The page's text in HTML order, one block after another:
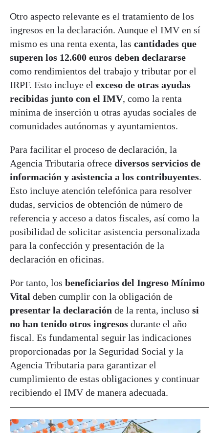
Otro aspecto relevante es el tratamiento de los
ingresos en la declaración. Aunque el IMV en sí
mismo es una renta exenta, las cantidades que
superen los 12.600 euros deben declararse
como rendimientos del trabajo y tributar por el
IRPF. Esto incluye el exceso de otras ayudas
recibidas junto con el IMV, como la renta
mínima de inserción u otras ayudas sociales de
comunidades autónomas y ayuntamientos.
Para facilitar el proceso de declaración, la
Agencia Tributaria ofrece diversos servicios de
información y asistencia a los contribuyentes.
Esto incluye atención telefónica para resolver
dudas, servicios de obtención de número de
referencia y acceso a datos fiscales, así como la
posibilidad de solicitar asistencia personalizada
para la confección y presentación de la
declaración en oficinas.
Por tanto, los beneficiarios del Ingreso Mínimo
Vital deben cumplir con la obligación de
presentar la declaración de la renta, incluso si
no han tenido otros ingresos durante el año
fiscal. Es fundamental seguir las indicaciones
proporcionadas por la Seguridad Social y la
Agencia Tributaria para garantizar el
cumplimiento de estas obligaciones y continuar
recibiendo el IMV de manera adecuada.